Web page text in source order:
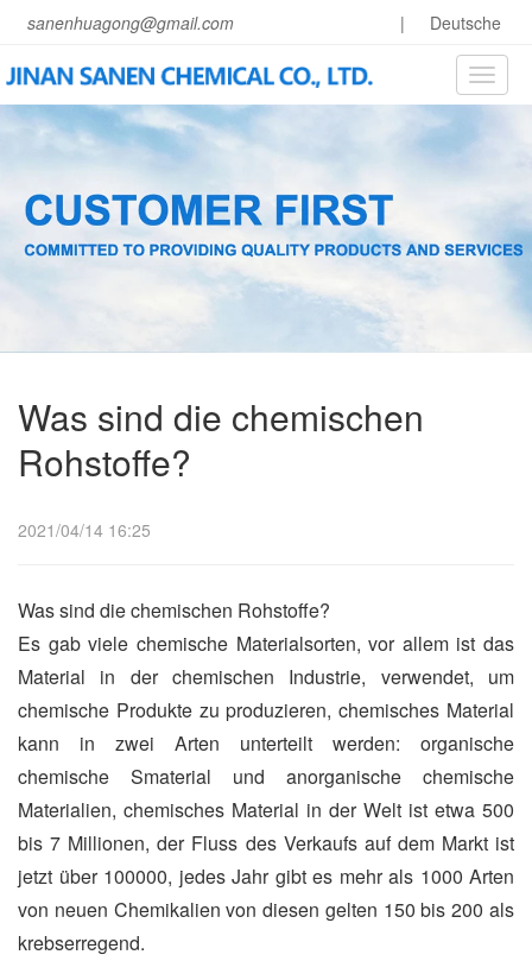
sanenhuagong@gmail.com | Deutsche
Toggle
Was sind die chemischen
Rohstoffe?
2021/04/14 16:25
Was sind die chemischen Rohstoffe?
Es gab viele chemische Materialsorten, vor allem ist das
Material in der chemischen Industrie, verwendet, um
chemische Produkte zu produzieren, chemisches Material
kann in zwei Arten unterteilt werden: organische
chemische Smaterial und anorganische chemische
Materialien, chemisches Material in der Welt ist etwa 500
bis 7 Millionen, der Fluss des Verkaufs auf dem Markt ist
jetzt über 100000, jedes Jahr gibt es mehr als 1000 Arten
von neuen Chemikalien von diesen gelten 150 bis 200 als
krebserregend.